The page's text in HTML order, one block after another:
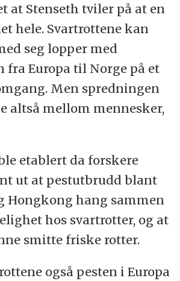
at Stenseth tviler på at en
hele. Svartrottene kan
seg lopper med
fra Europa til Norge på et
Men spredningen
altså mellom mennesker,
etablert da forskere
ut at pestutbrudd blant
Hongkong hang sammen
hos svartrotter, og at
smitte friske rotter.
også pesten i Europa